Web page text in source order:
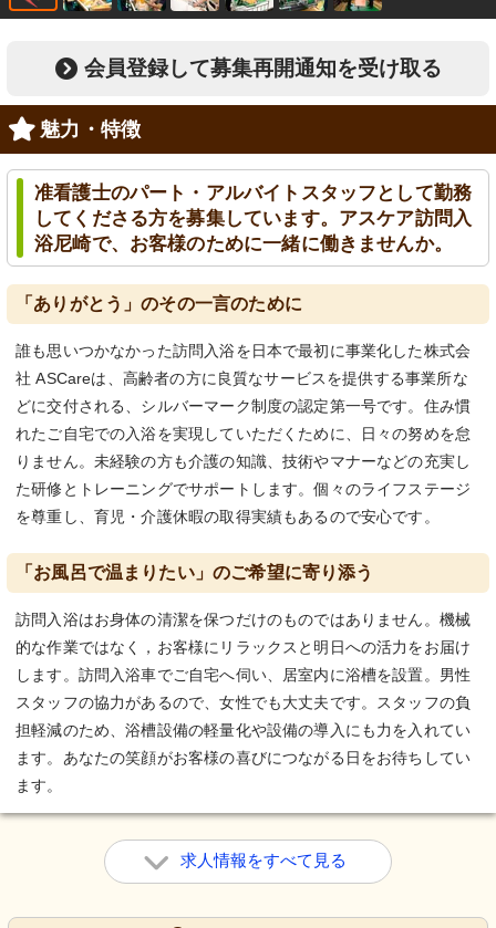
会員登録して募集再開通知を受け取る
魅力・特徴
准看護士のパート・アルバイトスタッフとして勤務
してくださる方を募集しています。アスケア訪問入
浴尼崎で、お客様のために一緒に働きませんか。
「ありがとう」のその一言のために
誰も思いつかなかった訪問入浴を日本で最初に事業化した株式会
社 ASCareは、高齢者の方に良質なサービスを提供する事業所な
どに交付される、シルバーマーク制度の認定第一号です。住み慣
れたご自宅での入浴を実現していただくために、日々の努めを怠
りません。未経験の方も介護の知識、技術やマナーなどの充実し
た研修とトレーニングでサポートします。個々のライフステージ
を尊重し、育児・介護休暇の取得実績もあるので安心です。
「お風呂で温まりたい」のご希望に寄り添う
訪問入浴はお身体の清潔を保つだけのものではありません。機械
的な作業ではなく，お客様にリラックスと明日への活力をお届け
します。訪問入浴車でご自宅へ伺い、居室内に浴槽を設置。男性
スタッフの協力があるので、女性でも大丈夫です。スタッフの負
担軽減のため、浴槽設備の軽量化や設備の導入にも力を入れてい
ます。あなたの笑顔がお客様の喜びにつながる日をお待ちしてい
ます。
求人情報をすべて見る